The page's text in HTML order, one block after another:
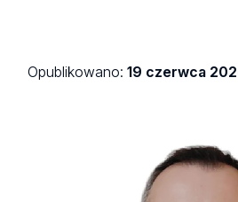
Opublikowano:19 czerwca